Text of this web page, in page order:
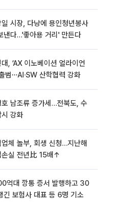
일 시장, 다낭에 용인청년봉사
낸다…'좋아용 거리' 만든다
, ‘AX 이노베이션 얼라이언
범⋯AI·SW 산학협력 강화
호 남조류 증가세…전북도, 수
강화
업체 놀부, 회생 신청…지난해
손실 전년比 15배↑
억대 깡통 증서 발행하고 30
긴 보험사 대표 등 6명 기소